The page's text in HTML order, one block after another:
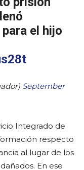
el hijo
September
Integrado de
respecto
al lugar de los
En ese